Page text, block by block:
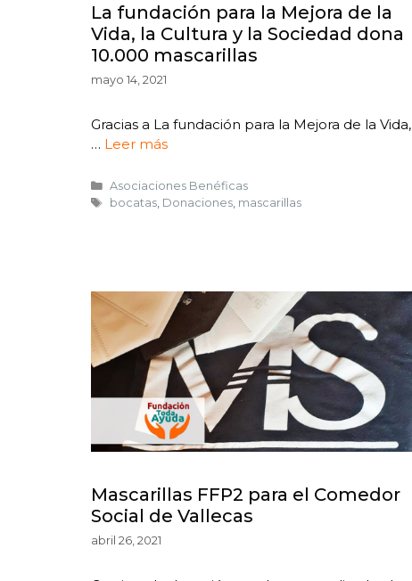
La fundación para la Mejora de la
Vida, la Cultura y la Sociedad dona
10.000 mascarillas
mayo 14, 2021
Gracias a La fundación para la Mejora de la Vida,
… Leer más
Asociaciones Benéficas
bocatas, Donaciones, mascarillas
Mascarillas FFP2 para el Comedor
Social de Vallecas
abril 26, 2021